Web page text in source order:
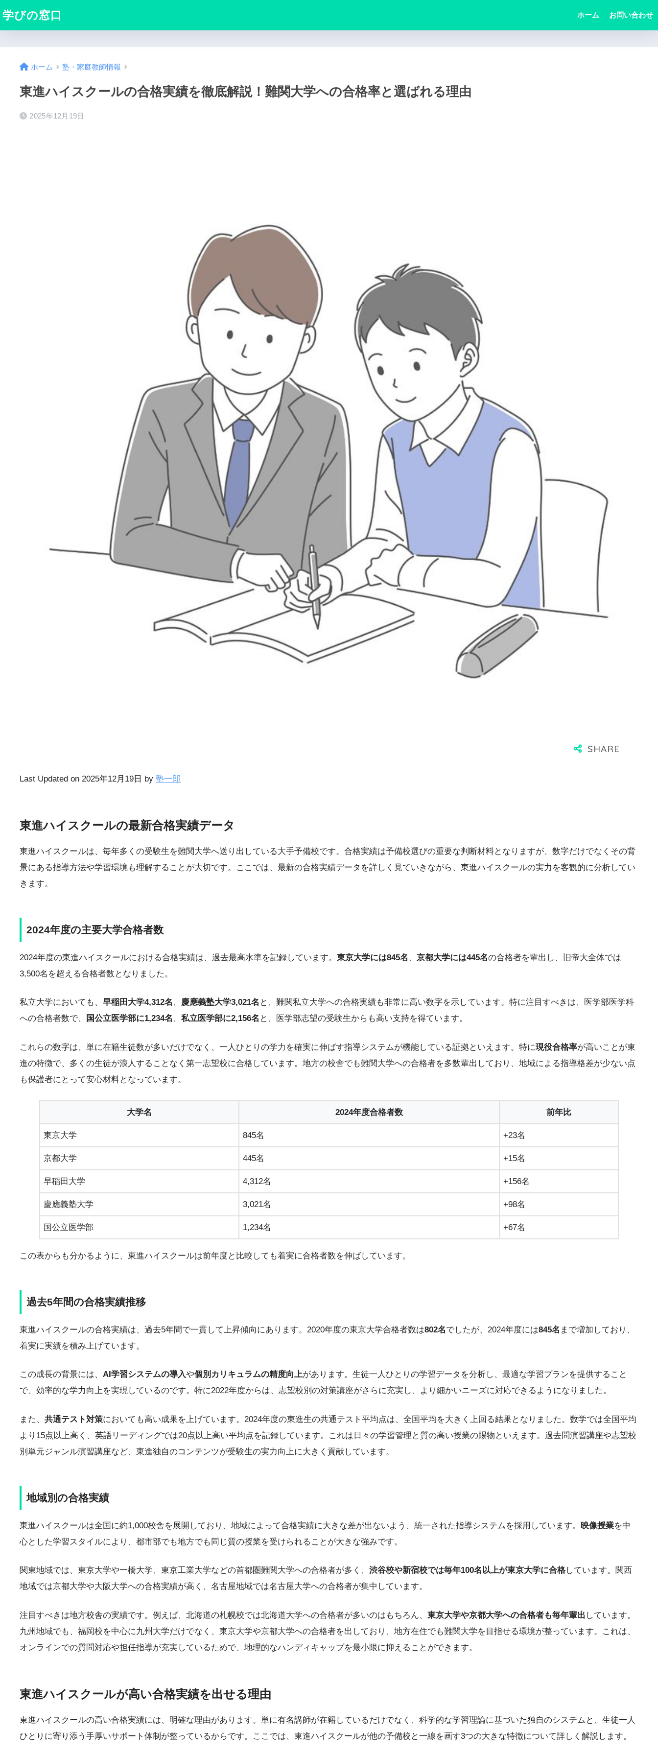
学びの窓口 ホーム お問い合わせ
ホーム 塾・家庭教師情報
東進ハイスクールの合格実績を徹底解説！難関大学への合格率と選ばれる理由
2025年12月19日
Last Updated on 2025年12月19日 by 塾一郎
東進ハイスクールの最新合格実績データ
東進ハイスクールは、毎年多くの受験生を難関大学へ送り出している大手予備校です。合格実績は予備校選びの重要な判断材料となりますが、数字だけでなくその背
景にある指導方法や学習環境も理解することが大切です。ここでは、最新の合格実績データを詳しく見ていきながら、東進ハイスクールの実力を客観的に分析してい
きます。
2024年度の主要大学合格者数
2024年度の東進ハイスクールにおける合格実績は、過去最高水準を記録しています。 東京大学には845名 、 京都大学には445名の合格者を輩出し、旧帝大全体では
3,500名を超える合格者数となりました。
私立大学においても、 早稲田大学4,312名 、 慶應義塾大学3,021名 と、難関私立大学への合格実績も非常に高い数字を示しています。特に注目すべきは、医学部医学科
への合格者数で、
国公立医学部に1,234名 、 私立医学部に2,156名 と、医学部志望の受験生からも高い支持を得ています。
これらの数字は、単に在籍生徒数が多いだけでなく、一人ひとりの学力を確実に伸ばす指導システムが機能している証拠といえます。特に現役合格率が高いことが東
進の特徴で、多くの生徒が浪人することなく第一志望校に合格しています。地方の校舎でも難関大学への合格者を多数輩出しており、地域による指導格差が少ない点
も保護者にとって安心材料となっています。
大学名 2024年度合格者数 前年比
東京大学 845名 +23名
京都大学 445名 +15名
早稲田大学 4,312名 +156名
慶應義塾大学 3,021名 +98名
国公立医学部 1,234名 +67名
この表からも分かるように、東進ハイスクールは前年度と比較しても着実に合格者数を伸ばしています。
過去5年間の合格実績推移
東進ハイスクールの合格実績は、過去5年間で一貫して上昇傾向にあります。2020年度の東京大学合格者数は802名でしたが、2024年度には845名 まで増加しており、
着実に実績を積み上げています。
この成長の背景には、 AI学習システムの導入や個別カリキュラムの精度向上があります。生徒一人ひとりの学習データを分析し、最適な学習プランを提供すること
で、効率的な学力向上を実現しているのです。特に2022年度からは、志望校別の対策講座がさらに充実し、より細かいニーズに対応できるようになりました。
また、 共通テスト対策においても高い成果を上げています。2024年度の東進生の共通テスト平均点は、全国平均を大きく上回る結果となりました。数学では全国平均
より15点以上高く、英語リーディングでは20点以上高い平均点を記録しています。これは日々の学習管理と質の高い授業の賜物といえます。過去問演習講座や志望校
別単元ジャンル演習講座など、東進独自のコンテンツが受験生の実力向上に大きく貢献しています。
地域別の合格実績
東進ハイスクールは全国に約1,000校舎を展開しており、地域によって合格実績に大きな差が出ないよう、統一された指導システムを採用しています。 映像授業を中
心とした学習スタイルにより、都市部でも地方でも同じ質の授業を受けられることが大きな強みです。
関東地域では、東京大学や一橋大学、東京工業大学などの首都圏難関大学への合格者が多く、 渋谷校や新宿校では毎年100名以上が東京大学に合格しています。関西
地域では京都大学や大阪大学への合格実績が高く、名古屋地域では名古屋大学への合格者が集中しています。
注目すべきは地方校舎の実績です。例えば、北海道の札幌校では北海道大学への合格者が多いのはもちろん、 東京大学や京都大学への合格者も毎年輩出 しています。
九州地域でも、福岡校を中心に九州大学だけでなく、東京大学や京都大学への合格者を出しており、地方在住でも難関大学を目指せる環境が整っています。これは、
オンラインでの質問対応や担任指導が充実しているためで、地理的なハンディキャップを最小限に抑えることができます。
東進ハイスクールが高い合格実績を出せる理由
東進ハイスクールの高い合格実績には、明確な理由があります。単に有名講師が在籍しているだけでなく、科学的な学習理論に基づいた独自のシステムと、生徒一人
ひとりに寄り添う手厚いサポート体制が整っているからです。ここでは、東進ハイスクールが他の予備校と一線を画す3つの大きな特徴について詳しく解説します。